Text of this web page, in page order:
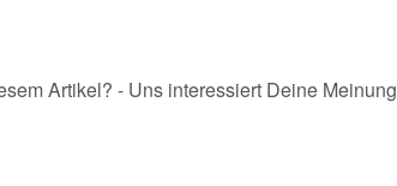
Artikel? - Uns interessiert Deine Meinung